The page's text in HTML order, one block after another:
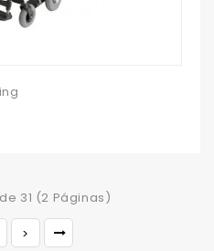
31 (2 Páginas)
>